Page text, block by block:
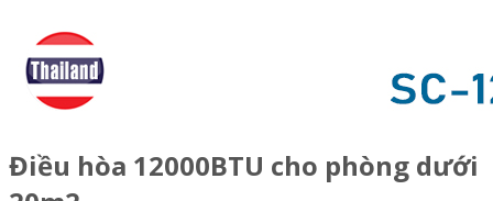
Điều hòa 12000BTU cho phòng dưới